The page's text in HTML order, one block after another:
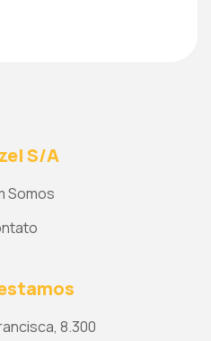
S/A
Somos
8.300